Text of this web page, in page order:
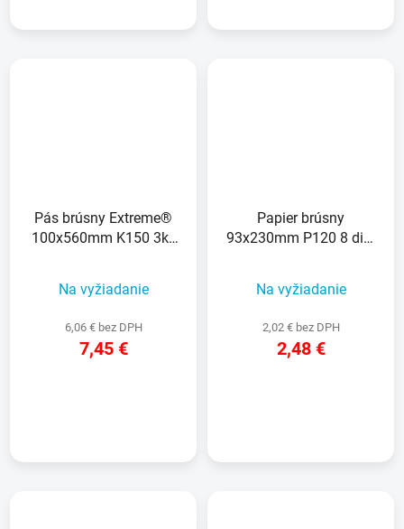
Pás brúsny Extreme®
100x560mm K150 3ks
Na vyžiadanie
6,06 € bez DPH
7,45 €
Papier brúsny
93x230mm P120 8 dier
Na vyžiadanie
2,02 € bez DPH
2,48 €